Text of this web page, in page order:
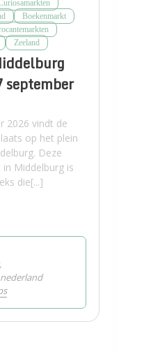
Boekenmarkt
Zeeland
2026 vindt de
op het plein
Deze
Middelburg is
die[...]
nederland